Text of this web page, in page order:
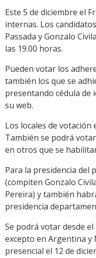
Este 5 de diciembre el
internas. Los
Passada y Gonzalo
las 19.00 horas.
Pueden votar los
también los que se
presentando cédula de
su web.
Los locales de votación
También se podrá
en otros que se
Para la presidencia del
(compiten Gonzalo
Pereira) y también
presidencia
Se podrá votar desde
excepto en Argentina y
presencial el 12 de